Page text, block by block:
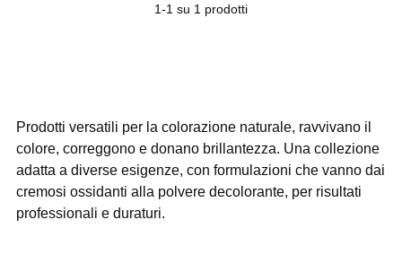
1-1 su 1 prodotti
Prodotti versatili per la colorazione naturale, ravvivano il
colore, correggono e donano brillantezza. Una collezione
adatta a diverse esigenze, con formulazioni che vanno dai
cremosi ossidanti alla polvere decolorante, per risultati
professionali e duraturi.